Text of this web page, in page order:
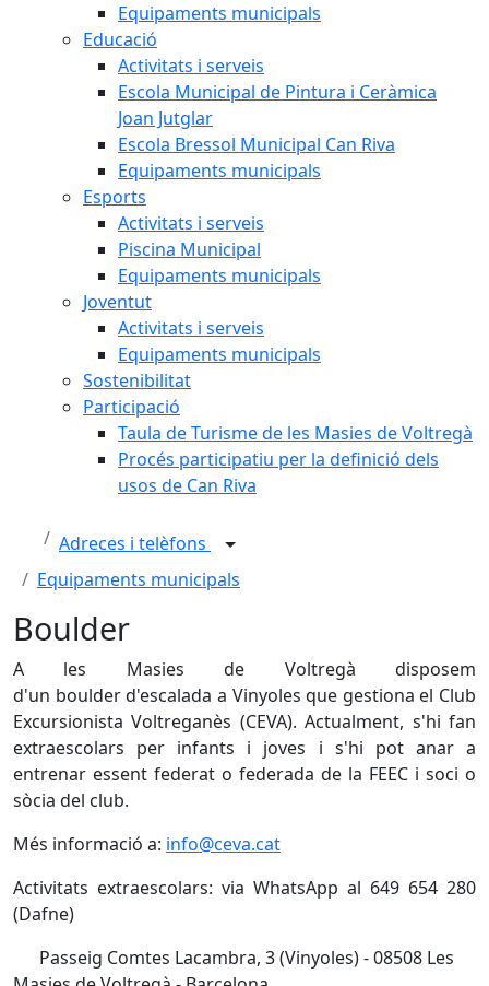
Equipaments municipals
Educació
Activitats i serveis
Escola Municipal de Pintura i Ceràmica
Joan Jutglar
Escola Bressol Municipal Can Riva
Equipaments municipals
Esports
Activitats i serveis
Piscina Municipal
Equipaments municipals
Joventut
Activitats i serveis
Equipaments municipals
Sostenibilitat
Participació
Taula de Turisme de les Masies de Voltregà
Procés participatiu per la definició dels
usos de Can Riva
Adreces i telèfons
Equipaments municipals
Boulder
A les Masies de Voltregà disposem
d'un boulder d'escalada a Vinyoles que gestiona el Club
Excursionista Voltreganès (CEVA). Actualment, s'hi fan
extraescolars per infants i joves i s'hi pot anar a
entrenar essent federat o federada de la FEEC i soci o
sòcia del club.
Més informació a: info@ceva.cat
Activitats extraescolars: via WhatsApp al 649 654 280
(Dafne)
Passeig Comtes Lacambra, 3 (Vinyoles) - 08508 Les